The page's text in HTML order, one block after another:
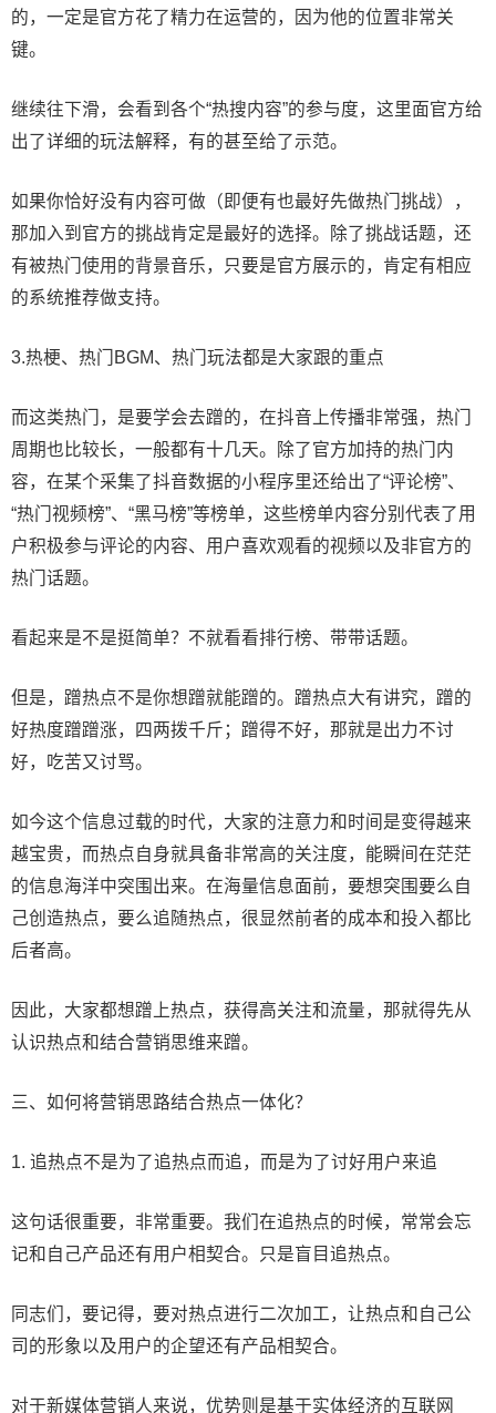
的，一定是官方花了精力在运营的，因为他的位置非常关
键。
继续往下滑，会看到各个“热搜内容”的参与度，这里面官方给
出了详细的玩法解释，有的甚至给了示范。
如果你恰好没有内容可做（即便有也最好先做热门挑战），
那加入到官方的挑战肯定是最好的选择。除了挑战话题，还
有被热门使用的背景音乐，只要是官方展示的，肯定有相应
的系统推荐做支持。
3.热梗、热门BGM、热门玩法都是大家跟的重点
而这类热门，是要学会去蹭的，在抖音上传播非常强，热门
周期也比较长，一般都有十几天。除了官方加持的热门内
容，在某个采集了抖音数据的小程序里还给出了“评论榜”、
“热门视频榜”、“黑马榜”等榜单，这些榜单内容分别代表了用
户积极参与评论的内容、用户喜欢观看的视频以及非官方的
热门话题。
看起来是不是挺简单？不就看看排行榜、带带话题。
但是，蹭热点不是你想蹭就能蹭的。蹭热点大有讲究，蹭的
好热度蹭蹭涨，四两拨千斤；蹭得不好，那就是出力不讨
好，吃苦又讨骂。
如今这个信息过载的时代，大家的注意力和时间是变得越来
越宝贵，而热点自身就具备非常高的关注度，能瞬间在茫茫
的信息海洋中突围出来。在海量信息面前，要想突围要么自
己创造热点，要么追随热点，很显然前者的成本和投入都比
后者高。
因此，大家都想蹭上热点，获得高关注和流量，那就得先从
认识热点和结合营销思维来蹭。
三、如何将营销思路结合热点一体化？
1. 追热点不是为了追热点而追，而是为了讨好用户来追
这句话很重要，非常重要。我们在追热点的时候，常常会忘
记和自己产品还有用户相契合。只是盲目追热点。
同志们，要记得，要对热点进行二次加工，让热点和自己公
司的形象以及用户的企望还有产品相契合。
对于新媒体营销人来说，优势则是基于实体经济的互联网